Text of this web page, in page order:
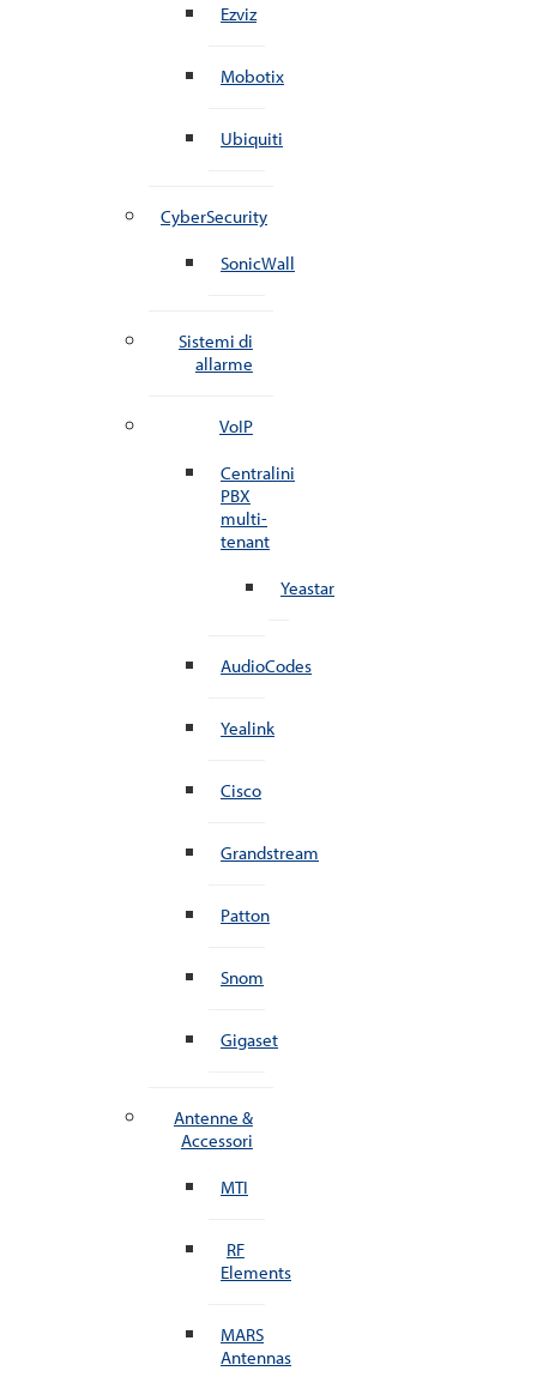
Ezviz
Mobotix
Ubiquiti
CyberSecurity
SonicWall
Sistemi di
allarme
VoIP
Centralini
PBX
multi-
tenant
Yeastar
AudioCodes
Yealink
Cisco
Grandstream
Patton
Snom
Gigaset
Antenne &
Accessori
MTI
RF
Elements
MARS
Antennas